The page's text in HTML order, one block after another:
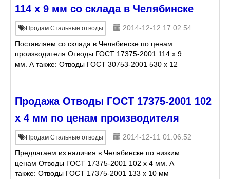
114 х 9 мм со склада в Челябинске
Продам Стальные отводы
2014-12-12 17:02:54
Поставляем со склада в Челябинске по ценам
производителя Отводы ГОСТ 17375-2001 114 х 9
мм. А также: Отводы ГОСТ 30753-2001 530 х 12
(R=1DN) мм Отводы ГОСТ 17375-2001 42 (Ду 32) х
Продажа Отводы ГОСТ 17375-2001 102
х 4 мм по ценам производителя
Продам Стальные отводы
2014-12-11 01:06:52
Предлагаем из наличия в Челябинске по низким
ценам Отводы ГОСТ 17375-2001 102 х 4 мм. А
также: Отводы ГОСТ 17375-2001 133 х 10 мм